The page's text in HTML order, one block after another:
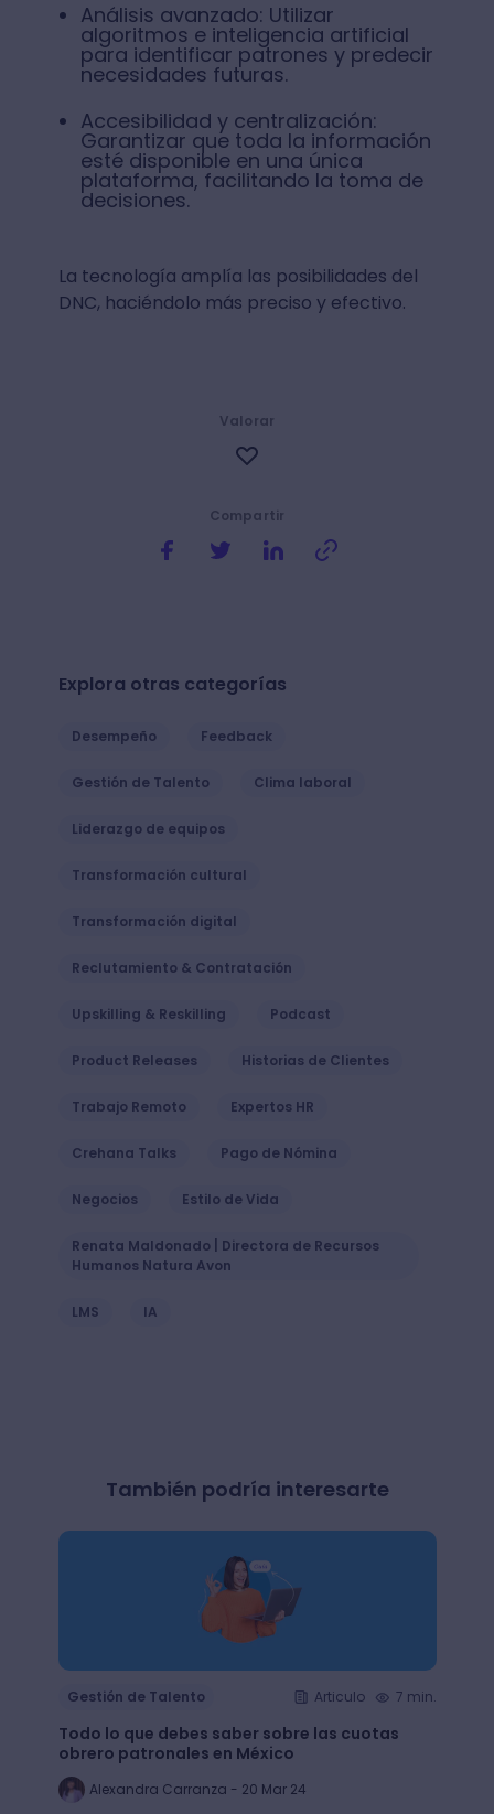
Análisis avanzado: Utilizar
algoritmos e inteligencia artificial
para identificar patrones y predecir
necesidades futuras.
Accesibilidad y centralización:
Garantizar que toda la información
esté disponible en una única
plataforma, facilitando la toma de
decisiones.
La tecnología amplía las posibilidades del
DNC, haciéndolo más preciso y efectivo.
Compartir
Valorar
Explora otras categorías
Desempeño Feedback
Gestión de Talento Clima laboral
Liderazgo de equipos
Transformación cultural
Transformación digital
Reclutamiento & Contratación
Upskilling & Reskilling Podcast
Product Releases Historias de Clientes
Trabajo Remoto Expertos HR
Crehana Talks Pago de Nómina
Negocios Estilo de Vida
Renata Maldonado | Directora de Recursos
Humanos Natura Avon
LMS IA
También podría interesarte
Gestión de Talento Articulo 7 min.
Todo lo que debes saber sobre las cuotas
obrero patronales en México
Alexandra Carranza - 20 Mar 24